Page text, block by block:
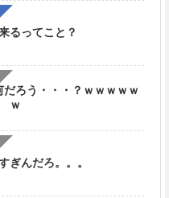
るってこと？
だろう・・・？ｗｗｗｗｗ
ｗ
ぎんだろ。。。